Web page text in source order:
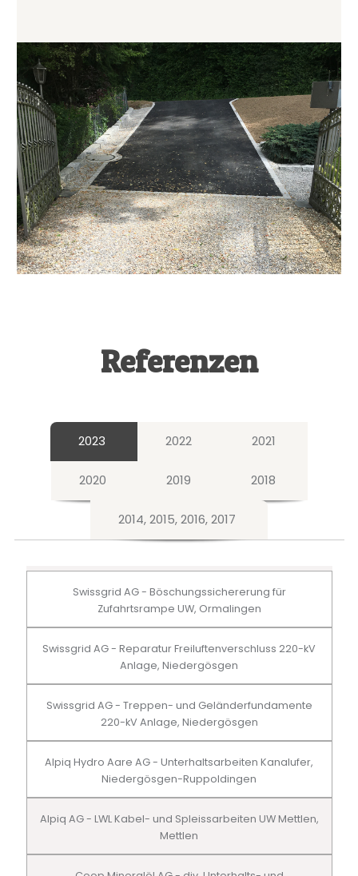
Referenzen
2023 2022 2021
2020 2019 2018
2014, 2015, 2016, 2017
Swissgrid AG - Böschungssichererung für
Zufahrtsrampe UW, Ormalingen
Swissgrid AG - Reparatur Freiluftenverschluss 220-kV
Anlage, Niedergösgen
Swissgrid AG - Treppen- und Geländerfundamente
220-kV Anlage, Niedergösgen
Alpiq Hydro Aare AG - Unterhaltsarbeiten Kanalufer,
Niedergösgen-Ruppoldingen
Alpiq AG - LWL Kabel- und Spleissarbeiten UW Mettlen,
Mettlen